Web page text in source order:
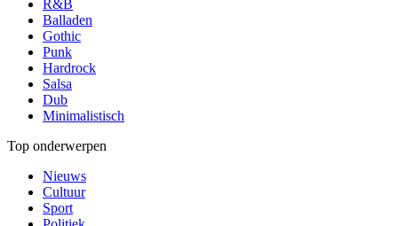
R&B
Balladen
Gothic
Punk
Hardrock
Salsa
Dub
Minimalistisch
Top onderwerpen
Nieuws
Cultuur
Sport